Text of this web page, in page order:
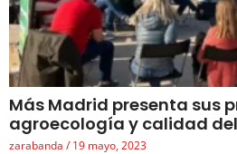
Más Madrid presenta sus
agroecología y calidad
zarabanda 19 mayo, 2023